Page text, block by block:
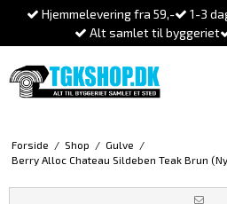
Hjemmelevering fra 59,-
1-3
Alt samlet til byggeriet
Forside / Shop / Gulve /
Berry Alloc Chateau Sildeben Teak Brun